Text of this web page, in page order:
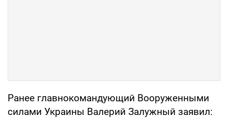
Ранее главнокомандующий Вооруженными
силами Украины Валерий Залужный заявил: